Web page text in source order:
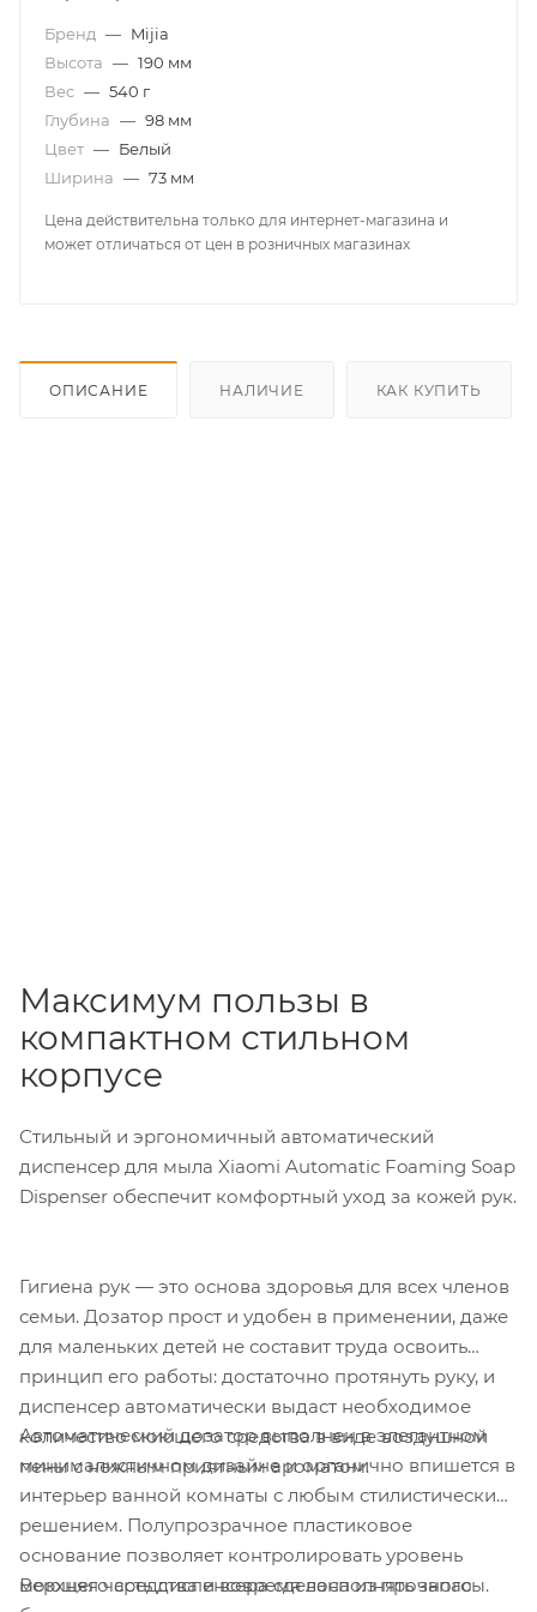
Бренд — Mijia
Высота — 190 мм
Вес — 540 г
Глубина — 98 мм
Цвет — Белый
Ширина — 73 мм
Цена действительна только для интернет-магазина и
может отличаться от цен в розничных магазинах
ОПИСАНИЕ НАЛИЧИЕ КАК КУПИТЬ
Максимум пользы в
компактном стильном
корпусе
Стильный и эргономичный автоматический
диспенсер для мыла Xiaomi Automatic Foaming Soap
Dispenser обеспечит комфортный уход за кожей рук.
Гигиена рук — это основа здоровья для всех членов
семьи. Дозатор прост и удобен в применении, даже
для маленьких детей не составит труда освоить
принцип его работы: достаточно протянуть руку, и
диспенсер автоматически выдаст необходимое
количество моющего средства в виде воздушной
пены с нежным приятным ароматом.
Автоматический дозатор выполнен в элегантном
минималистичном дизайне и органично впишется в
интерьер ванной комнаты с любым стилистическим
решением. Полупрозрачное пластиковое
основание позволяет контролировать уровень
моющего средства и вовремя восполнять запасы.
Верхняя часть диспенсера сделана из прочного
об оплате Плайтом
раз в 2
недели
8 800 302-02-51